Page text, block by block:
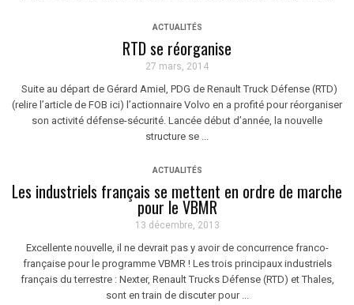
ACTUALITÉS
RTD se réorganise
27 mars, 2014
Suite au départ de Gérard Amiel, PDG de Renault Truck Défense (RTD)
(relire l’article de FOB ici) l’actionnaire Volvo en a profité pour réorganiser
son activité défense-sécurité. Lancée début d’année, la nouvelle
structure se ...
ACTUALITÉS
Les industriels français se mettent en ordre de marche
pour le VBMR
13 décembre, 2013
Excellente nouvelle, il ne devrait pas y avoir de concurrence franco-
française pour le programme VBMR ! Les trois principaux industriels
français du terrestre : Nexter, Renault Trucks Défense (RTD) et Thales,
sont en train de discuter pour ...